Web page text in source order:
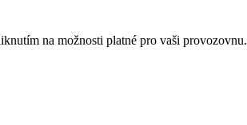
na možnosti platné pro vaši provozovnu.